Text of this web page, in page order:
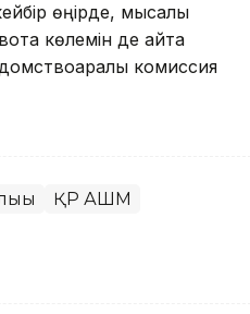
өңірде, мысалы
көлемін де қайта
комиссия
ҚР АШМ